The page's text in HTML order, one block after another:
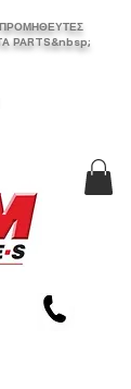
PARTS&nbsp;